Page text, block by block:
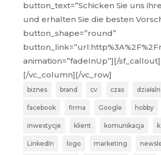
button_text=”Schicken Sie uns
und erhalten Sie die besten
button_shape=”round”
animation=”fadeInUp”][/sf_callout]
[/vc_column][/vc_row]
biznes brand cv czas
facebook firma Google hobby
inwestycje klient komunikacja
LinkedIn logo marketing